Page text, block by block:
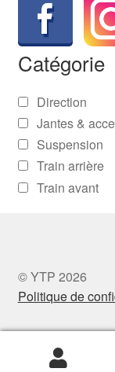
Catégorie
Direction
Jantes &
Suspension
Train arrière
Train avant
© YTP 2026
Politique de
Recherche
Recherche